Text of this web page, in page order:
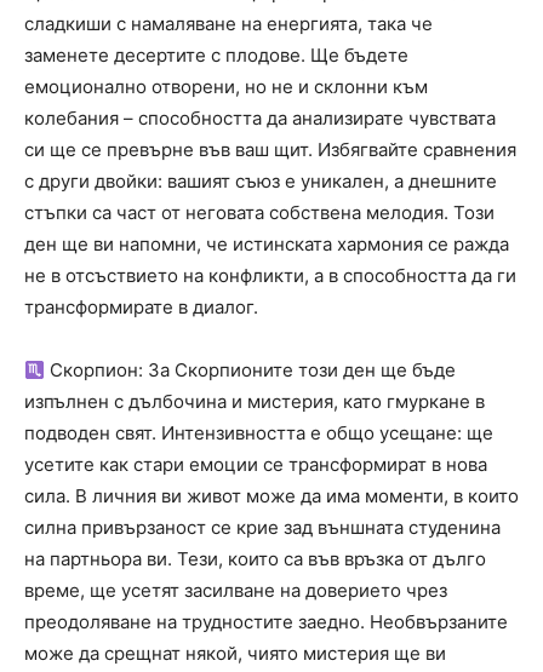
сладкиши с намаляване на енергията, така че
заменете десертите с плодове. Ще бъдете
емоционално отворени, но не и склонни към
колебания – способността да анализирате чувствата
си ще се превърне във ваш щит. Избягвайте сравнения
с други двойки: вашият съюз е уникален, а днешните
стъпки са част от неговата собствена мелодия. Този
ден ще ви напомни, че истинската хармония се ражда
не в отсъствието на конфликти, а в способността да ги
трансформирате в диалог.
Скорпион: За Скорпионите този ден ще бъде
изпълнен с дълбочина и мистерия, като гмуркане в
подводен свят. Интензивността е общо усещане: ще
усетите как стари емоции се трансформират в нова
сила. В личния ви живот може да има моменти, в които
силна привързаност се крие зад външната студенина
на партньора ви. Тези, които са във връзка от дълго
време, ще усетят засилване на доверието чрез
преодоляване на трудностите заедно. Необвързаните
може да срещнат някой, чиято мистерия ще ви